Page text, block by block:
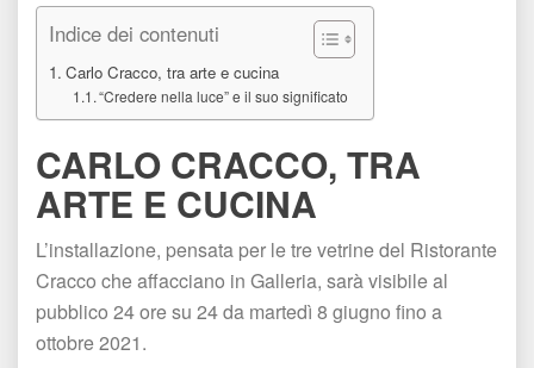
Indice dei contenuti
Carlo Cracco, tra arte e cucina
“Credere nella luce” e il suo significato
CARLO CRACCO, TRA
ARTE E CUCINA
L’installazione, pensata per le tre vetrine del Ristorante
Cracco che affacciano in Galleria, sarà visibile al
pubblico 24 ore su 24 da martedì 8 giugno fino a
ottobre 2021.